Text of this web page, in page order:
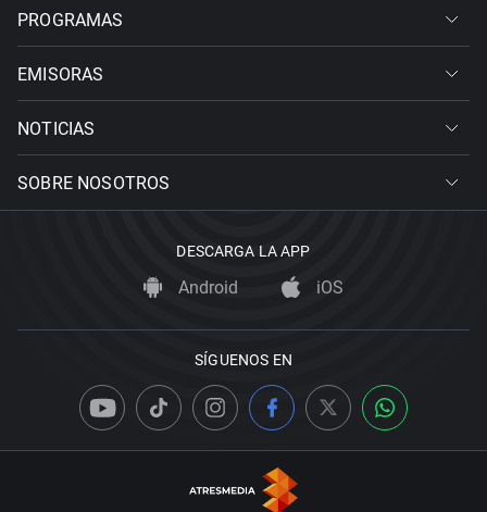
PROGRAMAS
EMISORAS
NOTICIAS
SOBRE NOSOTROS
DESCARGA LA APP
Android iOS
SÍGUENOS EN